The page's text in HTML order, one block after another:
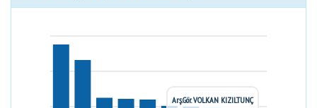
Arş.Gör. VOLKAN KIZILTUNÇ